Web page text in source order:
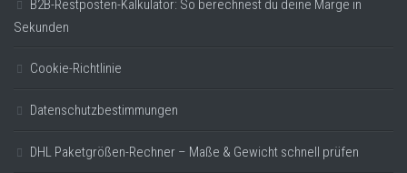
B2B-Restposten-Kalkulator: So berechnest du deine Marge in
Sekunden
Cookie-Richtlinie
Datenschutzbestimmungen
DHL Paketgrößen-Rechner – Maße & Gewicht schnell prüfen